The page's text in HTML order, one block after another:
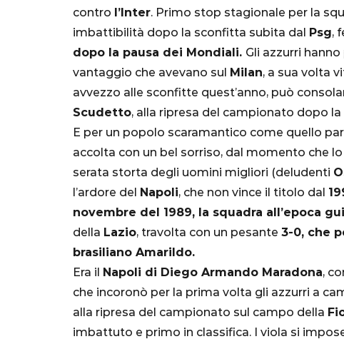
contro l’Inter. Primo stop stagionale per la
imbattibilità dopo la sconfitta subita dal Psg,
dopo la pausa dei Mondiali. Gli azzurri
vantaggio che avevano sul Milan, a sua volta
avvezzo alle sconfitte quest’anno, può
Scudetto, alla ripresa del campionato dopo
E per un popolo scaramantico come quello
accolta con un bel sorriso, dal momento che
serata storta degli uomini migliori (deludenti
l’ardore del Napoli, che non vince il titolo dal
novembre del 1989, la squadra all’epoca
della Lazio, travolta con un pesante 3-0, che
brasiliano Amarildo.
Era il Napoli di Diego Armando Maradona,
che incoronò per la prima volta gli azzurri a
alla ripresa del campionato sul campo della
imbattuto e primo in classifica. I viola si
Lautaro
"Bayern? Pensa
all'Inter e al
Mondiale"